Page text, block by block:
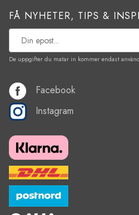
FÅ NYHETER, TIPS &
De uppgifter du matar in kommer endast
Facebook
Instagram